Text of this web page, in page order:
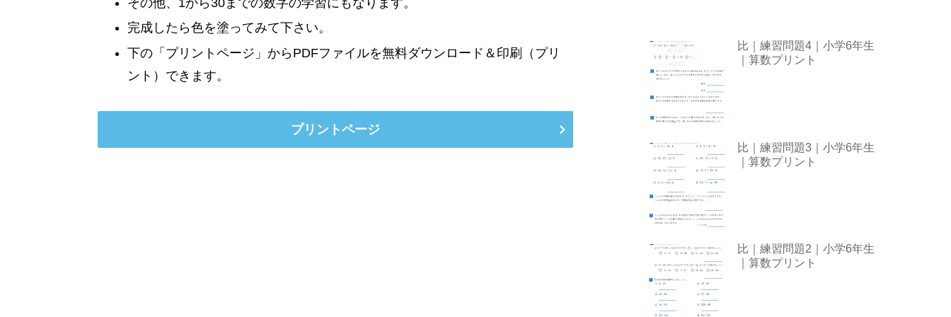
完成したら色を塗ってみて下さい。
下の「プリントページ」からPDFファイルを無料ダウンロード＆印刷（プリ
ント）できます。
プリントページ
比｜練習問題4｜小学6年生
｜算数プリント
比｜練習問題3｜小学6年生
｜算数プリント
比｜練習問題2｜小学6年生
｜算数プリント